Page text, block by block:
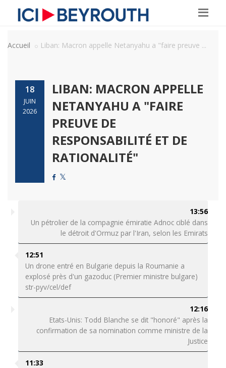
Accueil Liban: Macron appelle Netanyahu a "faire preuve ...
18
JUIN
2026
LIBAN: MACRON APPELLE
NETANYAHU A "FAIRE
PREUVE DE
RESPONSABILITÉ ET DE
RATIONALITÉ"
13:56
Un pétrolier de la compagnie émiratie Adnoc ciblé dans
le détroit d'Ormuz par l'Iran, selon les Emirats
12:51
Un drone entré en Bulgarie depuis la Roumanie a
explosé près d'un gazoduc (Premier ministre bulgare)
str-pyv/cel/def
12:16
Etats-Unis: Todd Blanche se dit "honoré" après la
confirmation de sa nomination comme ministre de la
Justice
11:33